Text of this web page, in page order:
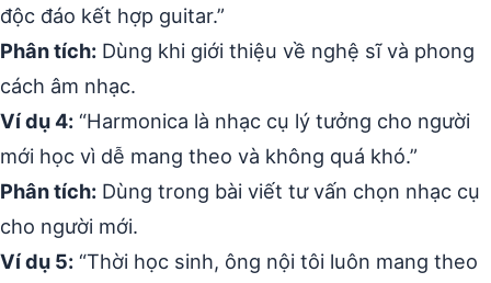
độc đáo kết hợp guitar.”
Phân tích: Dùng khi giới thiệu về nghệ sĩ và phong
cách âm nhạc.
Ví dụ 4: “Harmonica là nhạc cụ lý tưởng cho người
mới học vì dễ mang theo và không quá khó.”
Phân tích: Dùng trong bài viết tư vấn chọn nhạc cụ
cho người mới.
Ví dụ 5: “Thời học sinh, ông nội tôi luôn mang theo